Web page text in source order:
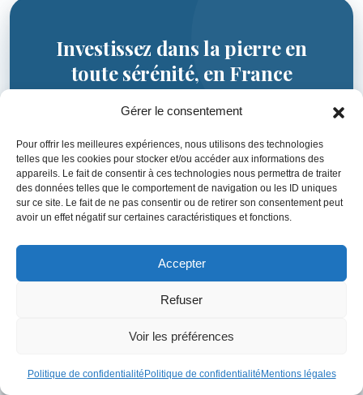
Gérer le consentement
Pour offrir les meilleures expériences, nous utilisons des technologies
telles que les cookies pour stocker et/ou accéder aux informations des
appareils. Le fait de consentir à ces technologies nous permettra de traiter
des données telles que le comportement de navigation ou les ID uniques
sur ce site. Le fait de ne pas consentir ou de retirer son consentement peut
avoir un effet négatif sur certaines caractéristiques et fonctions.
Accepter
Refuser
Voir les préférences
Politique de confidentialité Politique de confidentialité Mentions légales
Investissez dans la pierre en
toute sérénité, en France
comme à l’international
l’étranger… Profitez d’un accompagnement expert et
personnalisé pour concrétiser et optimiser chacun
de vos projets immobiliers.
Immobilier en France
Immobilier à l'étranger
Optimisation fiscale immobilière
Investissement locatif
Structuration patrimoniale immobilière